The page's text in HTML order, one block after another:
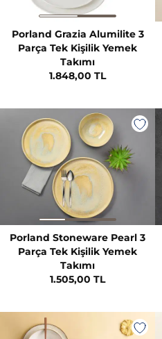
Porland Grazia Alumilite 3
Parça Tek Kişilik Yemek
Takımı
1.848,00 TL
Porland Stoneware Pearl 3
Parça Tek Kişilik Yemek
Takımı
1.505,00 TL